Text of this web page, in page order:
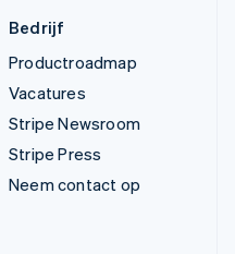
Bedrijf
Productroadmap
Vacatures
Stripe Newsroom
Stripe Press
Neem contact op